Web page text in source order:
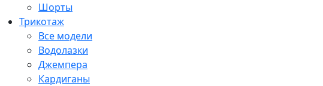
Шорты
Трикотаж
Все модели
Водолазки
Джемпера
Кардиганы